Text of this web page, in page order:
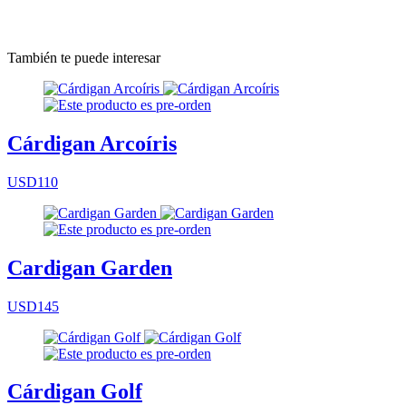
También te puede interesar
Cárdigan Arcoíris
USD110
Cardigan Garden
USD145
Cárdigan Golf